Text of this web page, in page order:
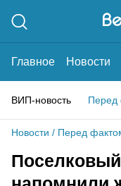
Главное Новости
ВИП-новость Перед
Новости / Перед